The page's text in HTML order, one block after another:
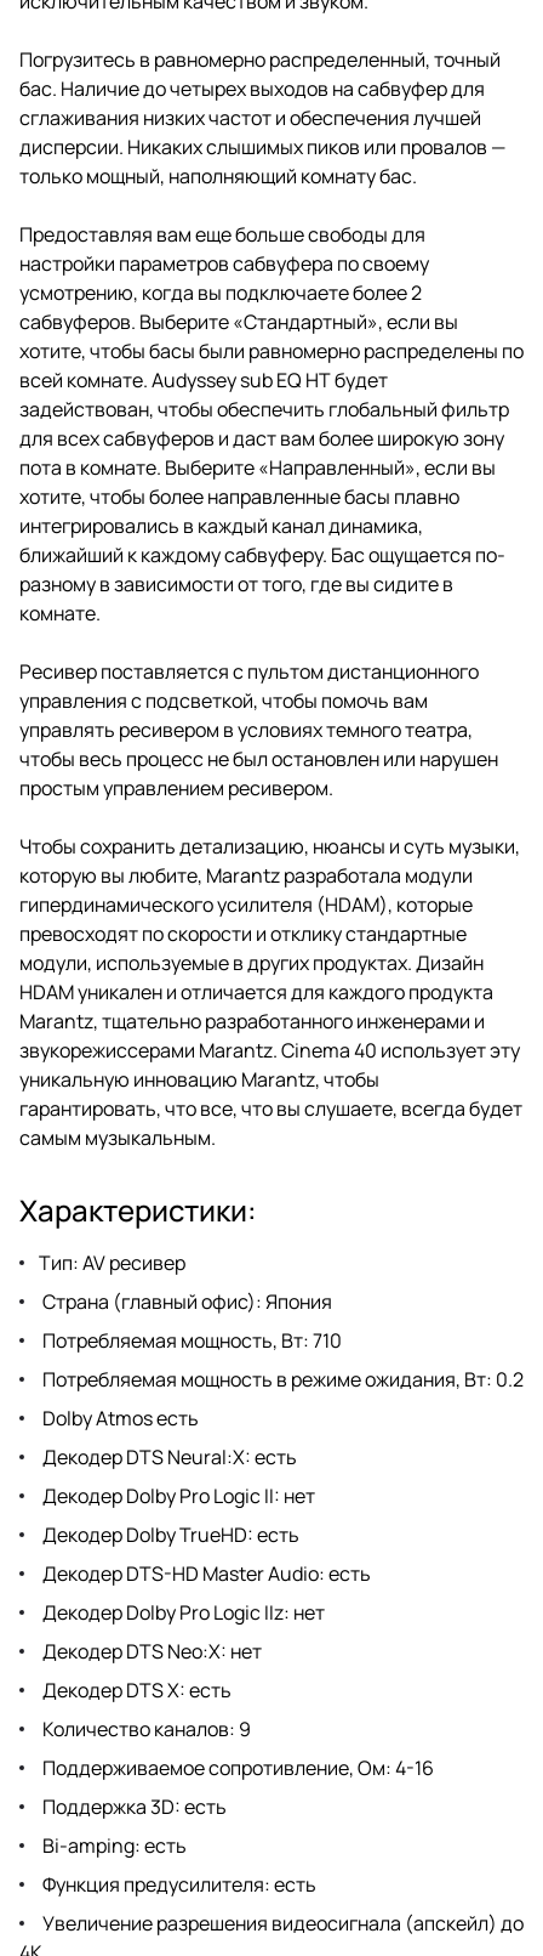
Погрузитесь в равномерно распределенный, точный
бас. Наличие до четырех выходов на сабвуфер для
сглаживания низких частот и обеспечения лучшей
дисперсии. Никаких слышимых пиков или провалов —
только мощный, наполняющий комнату бас.
Предоставляя вам еще больше свободы для
настройки параметров сабвуфера по своему
усмотрению, когда вы подключаете более 2
сабвуферов. Выберите «Стандартный», если вы
хотите, чтобы басы были равномерно распределены по
всей комнате. Audyssey sub EQ HT будет
задействован, чтобы обеспечить глобальный фильтр
для всех сабвуферов и даст вам более широкую зону
пота в комнате. Выберите «Направленный», если вы
хотите, чтобы более направленные басы плавно
интегрировались в каждый канал динамика,
ближайший к каждому сабвуферу. Бас ощущается по-
разному в зависимости от того, где вы сидите в
комнате.
Ресивер поставляется с пультом дистанционного
управления с подсветкой, чтобы помочь вам
управлять ресивером в условиях темного театра,
чтобы весь процесс не был остановлен или нарушен
простым управлением ресивером.
Чтобы сохранить детализацию, нюансы и суть музыки,
которую вы любите, Marantz разработала модули
гипердинамического усилителя (HDAM), которые
превосходят по скорости и отклику стандартные
модули, используемые в других продуктах. Дизайн
HDAM уникален и отличается для каждого продукта
Marantz, тщательно разработанного инженерами и
звукорежиссерами Marantz. Cinema 40 использует эту
уникальную инновацию Marantz, чтобы
гарантировать, что все, что вы слушаете, всегда будет
самым музыкальным.
Характеристики:
Тип: AV ресивер
Страна (главный офис): Япония
Потребляемая мощность, Вт: 710
Потребляемая мощность в режиме ожидания, Вт: 0.2
Dolby Atmos есть
Декодер DTS Neural:X: есть
Декодер Dolby Pro Logic II: нет
Декодер Dolby TrueHD: есть
Декодер DTS-HD Master Audio: есть
Декодер Dolby Pro Logic IIz: нет
Декодер DTS Neo:X: нет
Декодер DTS X: есть
Количество каналов: 9
Поддерживаемое сопротивление, Ом: 4-16
Поддержка 3D: есть
Bi-amping: есть
Функция предусилителя: есть
Увеличение разрешения видеосигнала (апскейл) до